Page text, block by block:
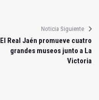
Noticia Siguiente
El Real Jaén promueve cuatro
grandes museos junto a La
Victoria